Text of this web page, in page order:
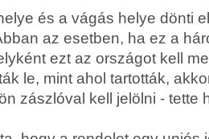
és a vágás helye dönti
az esetben, ha ez a
ezt az országot kell
le, mint ahol tartották,
zászlóval kell jelölni - tette